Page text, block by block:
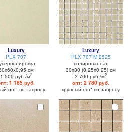
Luxury
PLX 707
см
1 500 руб./м2
1 185 руб.
опт: по запросу
Luxury
PLX 707 M 2525
полированная
30x30 (0,25x0,25) см
2 700 руб./м2
опт: 2 780 руб.
крупный опт: по запросу